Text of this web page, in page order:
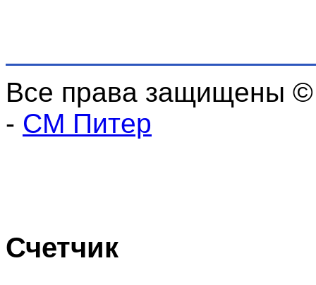
Все права защищены
- СМ Питер
Счетчик